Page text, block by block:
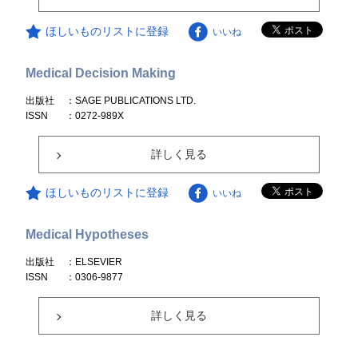
ほしいものリストに登録 いいね
Medical Decision Making
出版社
：SAGE PUBLICATIONS LTD.
ISSN
：0272-989X
詳しく見る
ほしいものリストに登録 いいね
Medical Hypotheses
出版社
：ELSEVIER
ISSN
：0306-9877
詳しく見る